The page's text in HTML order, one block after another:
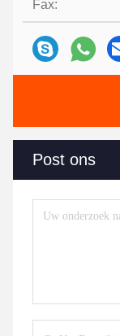
Fax:
Post ons